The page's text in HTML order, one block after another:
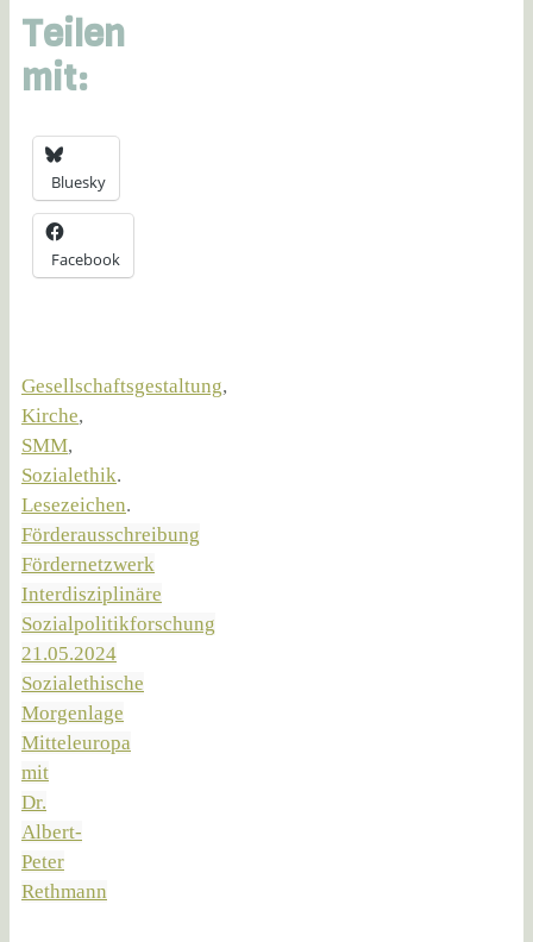
Teilen
mit:
Bluesky
Facebook
Gesellschaftsgestaltung,
Kirche,
SMM,
Sozialethik.
Lesezeichen.
Förderausschreibung
Fördernetzwerk
Interdisziplinäre
Sozialpolitikforschung
21.05.2024
Sozialethische
Morgenlage
Mitteleuropa
mit
Dr.
Albert-
Peter
Rethmann